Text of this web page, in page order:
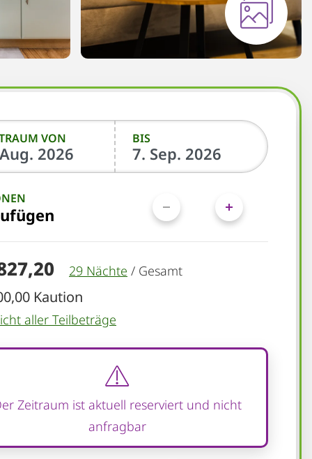
VON BIS
29 Nächte / Gesamt
Kaution
aller Teilbeträge
Zeitraum ist aktuell reserviert und nicht
anfragbar